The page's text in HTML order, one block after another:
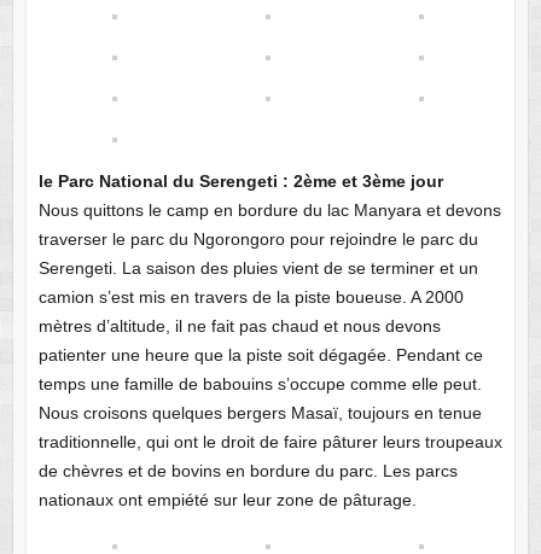
le Parc National du Serengeti : 2ème et 3ème jour
Nous quittons le camp en bordure du lac Manyara et devons
traverser le parc du Ngorongoro pour rejoindre le parc du
Serengeti. La saison des pluies vient de se terminer et un
camion s’est mis en travers de la piste boueuse. A 2000
mètres d’altitude, il ne fait pas chaud et nous devons
patienter une heure que la piste soit dégagée. Pendant ce
temps une famille de babouins s’occupe comme elle peut.
Nous croisons quelques bergers Masaï, toujours en tenue
traditionnelle, qui ont le droit de faire pâturer leurs troupeaux
de chèvres et de bovins en bordure du parc. Les parcs
nationaux ont empiété sur leur zone de pâturage.